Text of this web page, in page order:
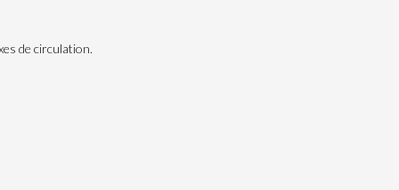
de circulation.